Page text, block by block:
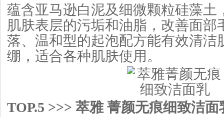
蕴含亚马逊白泥及细微颗粒硅藻土
肌肤表层的污垢和油脂，改善面部
落、温和型的起泡配方能有效清洁
绷，适合各种肌肤使用。
TOP.5 >>> 萃雅 菁颜无痕细致洁